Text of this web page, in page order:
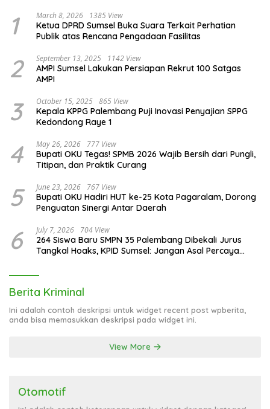
1 March 8, 2026 1385 View
Ketua DPRD Sumsel Buka Suara Terkait Perhatian
Publik atas Rencana Pengadaan Fasilitas
2 September 13, 2025 1142 View
AMPI Sumsel Lakukan Persiapan Rekrut 100 Satgas
AMPI
3 October 15, 2025 865 View
Kepala KPPG Palembang Puji Inovasi Penyajian SPPG
Kedondong Raye 1
4 May 26, 2026 777 View
Bupati OKU Tegas! SPMB 2026 Wajib Bersih dari Pungli,
Titipan, dan Praktik Curang
5 June 23, 2026 767 View
Bupati OKU Hadiri HUT ke-25 Kota Pagaralam, Dorong
Penguatan Sinergi Antar Daerah
6 July 7, 2026 704 View
264 Siswa Baru SMPN 35 Palembang Dibekali Jurus
Tangkal Hoaks, KPID Sumsel: Jangan Asal Percaya
Berita Kriminal
Ini adalah contoh deskripsi untuk widget recent post wpberita,
anda bisa memasukkan deskripsi pada widget ini.
View More
Otomotif